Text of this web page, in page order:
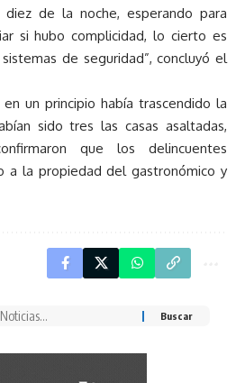
de la noche, esperando para
si hubo complicidad, lo cierto es
de seguridad”, concluyó el
un principio había trascendido la
sido tres las casas asaltadas,
que los delincuentes
a la propiedad del gastronómico y